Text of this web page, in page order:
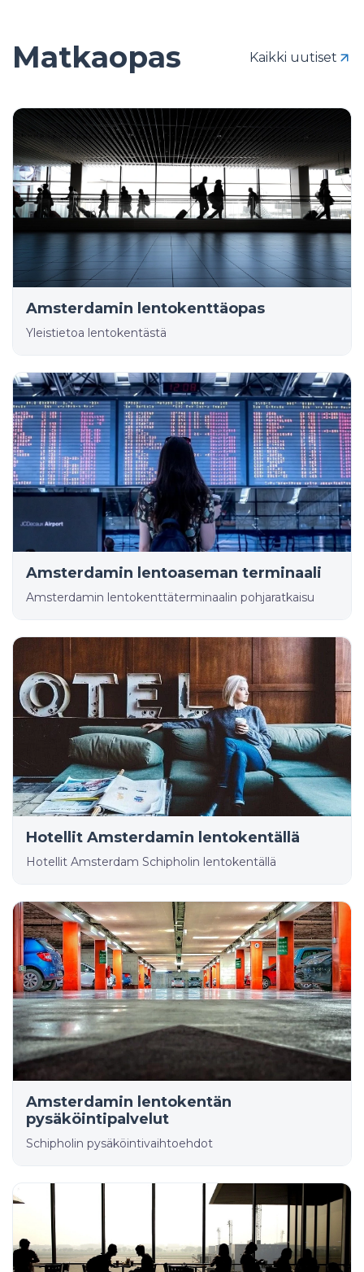
Matkaopas Kaikki uutiset
Amsterdamin lentokenttäopas
Yleistietoa lentokentästä
Amsterdamin lentoaseman terminaali
Amsterdamin lentokenttäterminaalin pohjaratkaisu
Hotellit Amsterdamin lentokentällä
Hotellit Amsterdam Schipholin lentokentällä
Amsterdamin lentokentän
pysäköintipalvelut
Schipholin pysäköintivaihtoehdot